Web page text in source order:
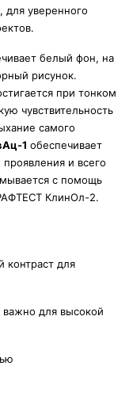
для уверенного
белый фон, на
рисунок.
при тонком
чувствительность
самого
1 обеспечивает
и всего
с помощь
КлинОл-2.
для
важно для высокой